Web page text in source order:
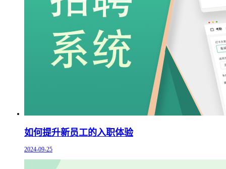
如何提升新员工的入职体验
2024-09-25